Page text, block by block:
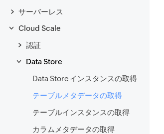
サーバーレス
Cloud Scale
認証
Data Store
Data Store インスタンスの取得
テーブルメタデータの取得
テーブルインスタンスの取得
カラムメタデータの取得